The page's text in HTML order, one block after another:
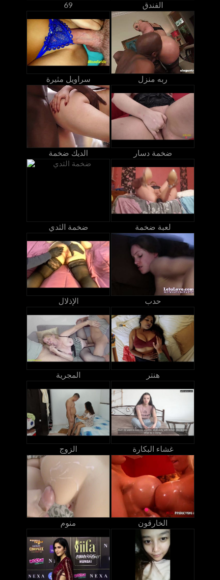
69 الفندق
سراويل مثيرة ربه منزل
الديك ضخمة ضخمة دسار
ضخمة الثدي لعبة ضخمة
الإذلال حدب
المجرية هنتر
الزوج غشاء البكارة
منوم الخارقون